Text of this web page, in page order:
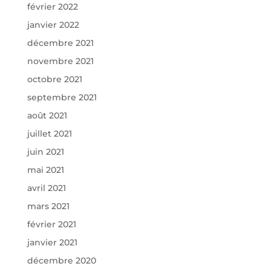
février 2022
janvier 2022
décembre 2021
novembre 2021
octobre 2021
septembre 2021
août 2021
juillet 2021
juin 2021
mai 2021
avril 2021
mars 2021
février 2021
janvier 2021
décembre 2020